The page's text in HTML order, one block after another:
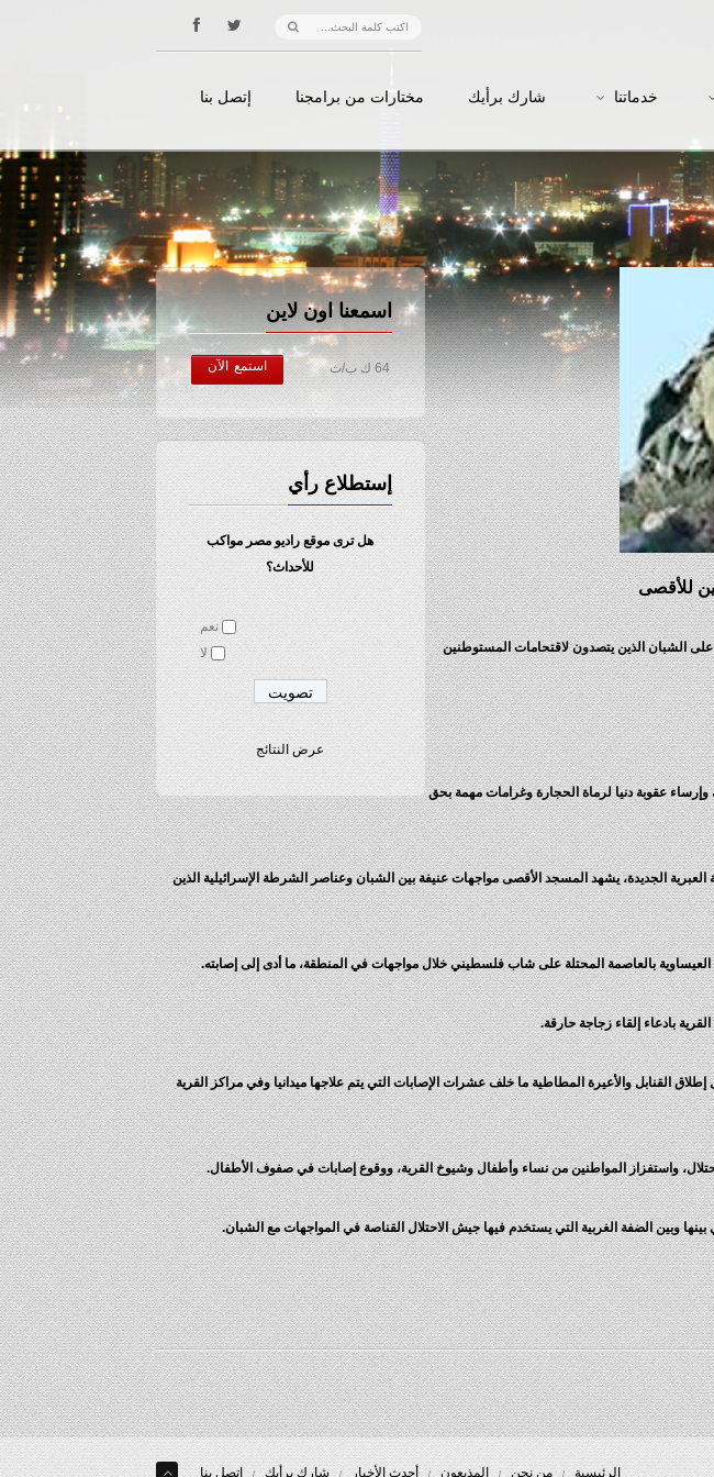
خدماتنا شارك برأيك مختارات من برامجنا إتصل بنا
اسمعنا اون لاين
64 ك ب/ث استمع الآن
إستطلاع رأي
هل ترى موقع راديو مصر مواكب
للأحداث؟
نعم
لا
عرض النتائج
للأقصى
الشبان الذين يتصدون لاقتحامات المستوطنين
وإرساء عقوبة دنيا لرماة الحجارة وغرامات مهمة بحق
العبرية الجديدة، يشهد المسجد الأقصى مواجهات عنيفة بين الشبان وعناصر الشرطة الإسرائيلية الذين
بالعاصمة المحتلة على شاب فلسطيني خلال مواجهات في المنطقة، ما أدى إلى إصابته.
بادعاء إلقاء زجاجة حارقة.
القنابل والأعيرة المطاطية ما خلف عشرات الإصابات التي يتم علاجها ميدانيا وفي مراكز القرية
واستفزاز المواطنين من نساء وأطفال وشيوخ القرية، ووقوع إصابات في صفوف الأطفال.
وبين الضفة الغربية التي يستخدم فيها جيش الاحتلال القناصة في المواجهات مع الشبان.
الرئيسية من نحن المذيعون أحدث الأخبار شارك برأيك إتصل بنا